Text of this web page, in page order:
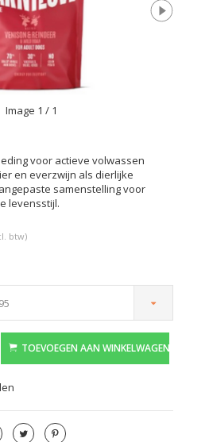
Image 1 / 1
voor actieve volwassen
en everzwijn als dierlijke
samenstelling voor
levensstijl.
btw)
TOEVOEGEN AAN WINKELWAGEN